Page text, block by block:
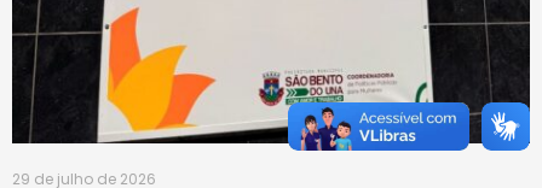
29 de julho de 2026